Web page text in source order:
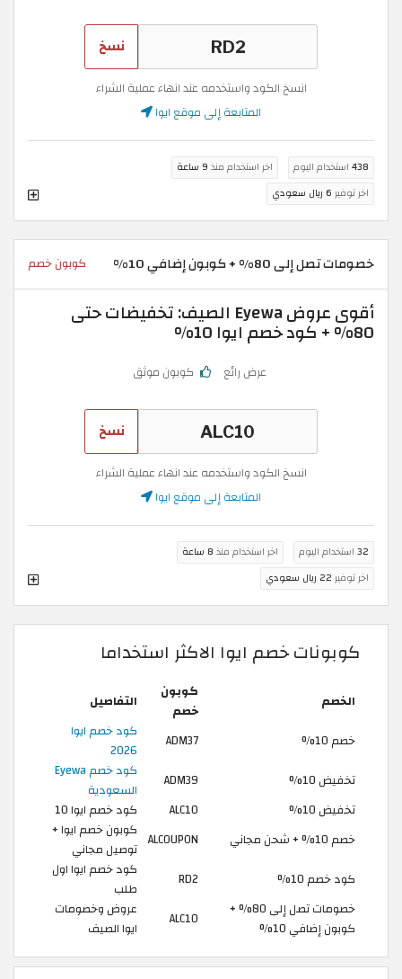
نسخ
انسخ الكود واستخدمه عند انهاء عملية الشراء
المتابعة إلى موقع ايوا
438 استخدام اليوم اخر استخدام منذ 9 ساعة
اخر توفير 6 ريال سعودي
خصومات تصل إلى 80% + كوبون إضافي 10% كوبون خصم
أقوى عروض Eyewa الصيف: تخفيضات حتى
80% + كود خصم ايوا 10%
عرض رائع كوبون موثق
نسخ
انسخ الكود واستخدمه عند انهاء عملية الشراء
المتابعة إلى موقع ايوا
32 استخدام اليوم اخر استخدام منذ 8 ساعة
اخر توفير 22 ريال سعودي
كوبونات خصم ايوا الاكثر استخداما
الخصم
كوبون
خصم
التفاصيل
خصم 10%
ADM37
كود خصم ايوا
2026
تخفيض 10%
ADM39
كود خصم Eyewa
السعودية
تخفيض 10%
ALC10
كود خصم ايوا 10
خصم 10% + شحن مجاني
ALCOUPON كوبون خصم ايوا +
توصيل مجاني
كود خصم 10%
RD2
كود خصم ايوا اول
طلب
خصومات تصل إلى 80% +
كوبون إضافي 10%
ALC10
عروض وخصومات
ايوا الصيف